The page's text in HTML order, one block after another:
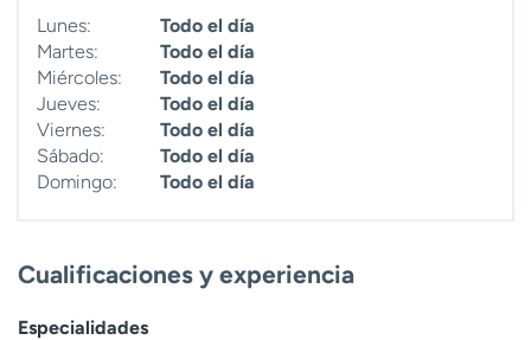
Lunes:
Todo el día
Martes:
Todo el día
Miércoles:
Todo el día
Jueves:
Todo el día
Viernes:
Todo el día
Sábado:
Todo el día
Domingo:
Todo el día
Cualificaciones y experiencia
Especialidades